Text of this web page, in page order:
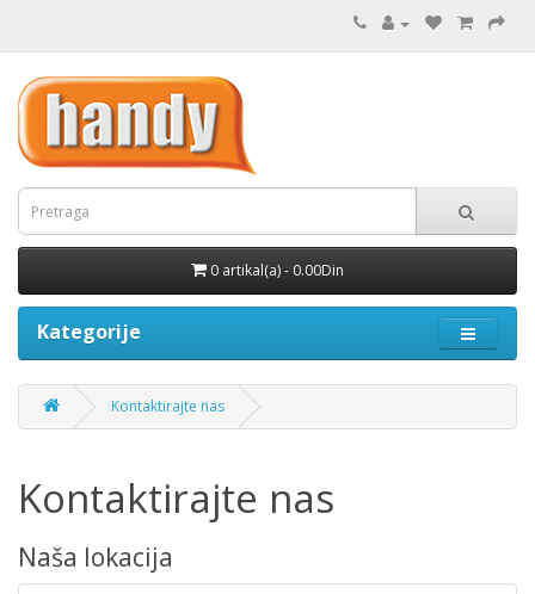
0 artikal(a) - 0.00Din
Kategorije
Kontaktirajte nas
Kontaktirajte nas
Naša lokacija